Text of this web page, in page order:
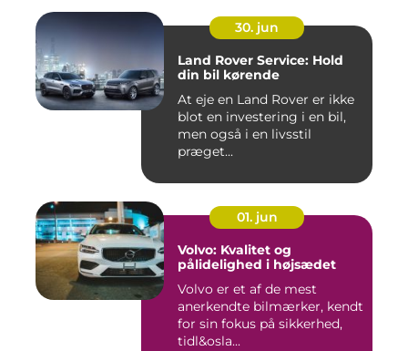
30. jun
Land Rover Service: Hold
din bil kørende
At eje en Land Rover er ikke
blot en investering i en bil,
men også i en livsstil
præget...
01. jun
Volvo: Kvalitet og
pålidelighed i højsædet
Volvo er et af de mest
anerkendte bilmærker, kendt
for sin fokus på sikkerhed,
tidl&osla...